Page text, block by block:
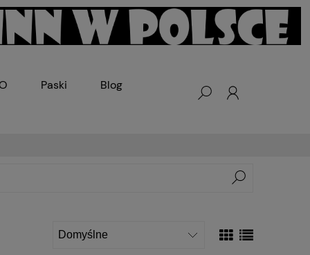
Paski Blog